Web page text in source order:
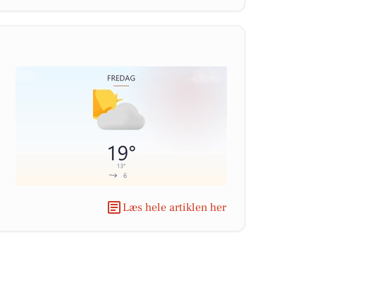
Læs hele artiklen her